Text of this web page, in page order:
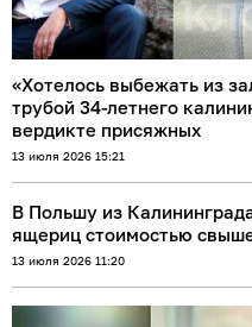
«Хотелось выбежать из
трубой 34-летнего
вердикте присяжных
13 июля 2026 15:21
В Польшу из
ящериц стоимостью
13 июля 2026 11:20